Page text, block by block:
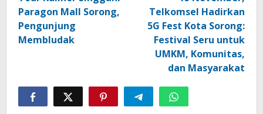
Paragon Mall Sorong,
Pengunjung
Membludak
Telkomsel Hadirkan
5G Fest Kota Sorong:
Festival Seru untuk
UMKM, Komunitas,
dan Masyarakat